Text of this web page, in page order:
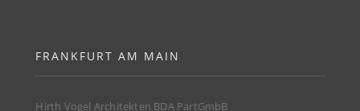
FRANKFURT AM MAIN
Hirth Vogel Architekten BDA PartGmbB